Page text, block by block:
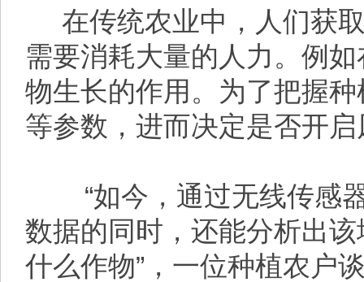
在传统农业中，人们获
需要消耗大量的人力。例
物生长的作用。为了把握
等参数，进而决定是否开
“如今，通过无线传感
数据的同时，还能分析出
什么作物”，一位种植农户